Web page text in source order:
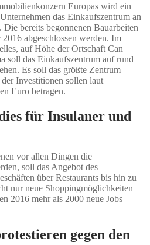
Europas wird ein
das Einkaufszentrum an
Die bereits begonnenen Bauarbeiten
abgeschlossen werden. Im
auf Höhe der Ortschaft Can
soll das Einkaufszentrum auf rund
Es soll das größte Zentrum
Investitionen sollen laut
Euro betragen.
für Insulaner und
vor allen Dingen die
soll das Angebot des
über Restaurants bis hin zu
nur neue Shoppingmöglichkeiten
2016 mehr als 2000 neue Jobs
gegen den